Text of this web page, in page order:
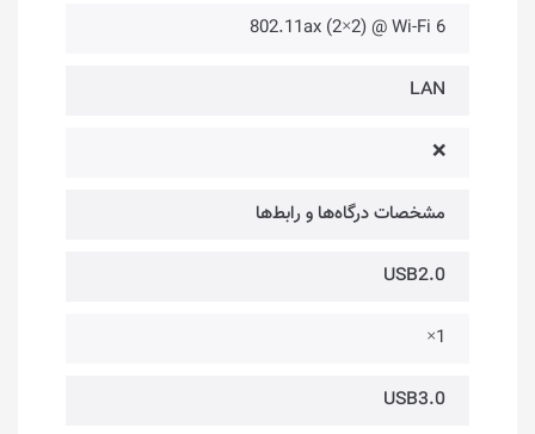
802.11ax (2×2) @ Wi-Fi 6
LAN
❌
مشخصات درگاه‌ها و رابط‌ها
USB2.0
1×
USB3.0